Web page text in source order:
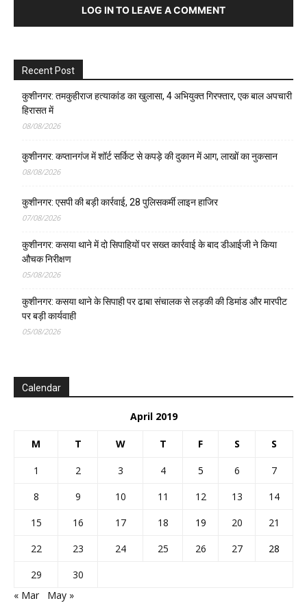
LOG IN TO LEAVE A COMMENT
Recent Post
कुशीनगर: तमकुहीराज हत्याकांड का खुलासा, 4 अभियुक्त गिरफ्तार, एक बाल अपचारी
हिरासत में
08/08/2026
कुशीनगर: कप्तानगंज में शॉर्ट सर्किट से कपड़े की दुकान में आग, लाखों का नुकसान
08/08/2026
कुशीनगर: एसपी की बड़ी कार्रवाई, 28 पुलिसकर्मी लाइन हाजिर
07/08/2026
कुशीनगर: कसया थाने में दो सिपाहियों पर सख्त कार्रवाई के बाद डीआईजी ने किया
औचक निरीक्षण
05/08/2026
कुशीनगर: कसया थाने के सिपाही पर ढाबा संचालक से लड़की की डिमांड और मारपीट
पर बड़ी कार्यवाही
05/08/2026
Calendar
April 2019
M T W T F S S
1 2 3 4 5 6
7
8
9 10 11 12 13
14
15
16 17 18 19 20
21
22
23 24 25 26 27
28
29
30
« Mar
May »